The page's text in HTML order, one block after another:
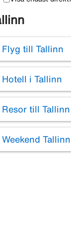
Flyg till Tallinn
Hotell i Tallinn
Resor till Tallinn
Weekend Tallinn